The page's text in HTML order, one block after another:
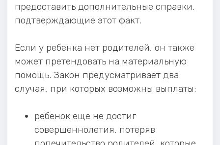
предоставить дополнительные справки,
подтверждающие этот факт.
Если у ребенка нет родителей, он также
может претендовать на материальную
помощь. Закон предусматривает два
случая, при которых возможны выплаты:
ребенок еще не достиг
совершеннолетия, потеряв